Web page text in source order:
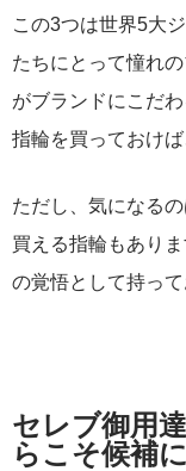
この3つは世界5大
たちにとって憧れ
がブランドにこだ
指輪を買っておけ
ただし、気になる
買える指輪もあり
の覚悟として持って
セレブ御用
らこそ候補